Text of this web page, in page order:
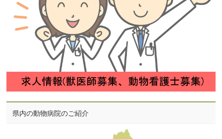
県内の動物病院のご紹介